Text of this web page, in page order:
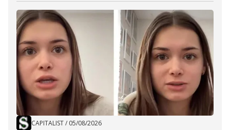
CAPITALIST/ 05/08/2026